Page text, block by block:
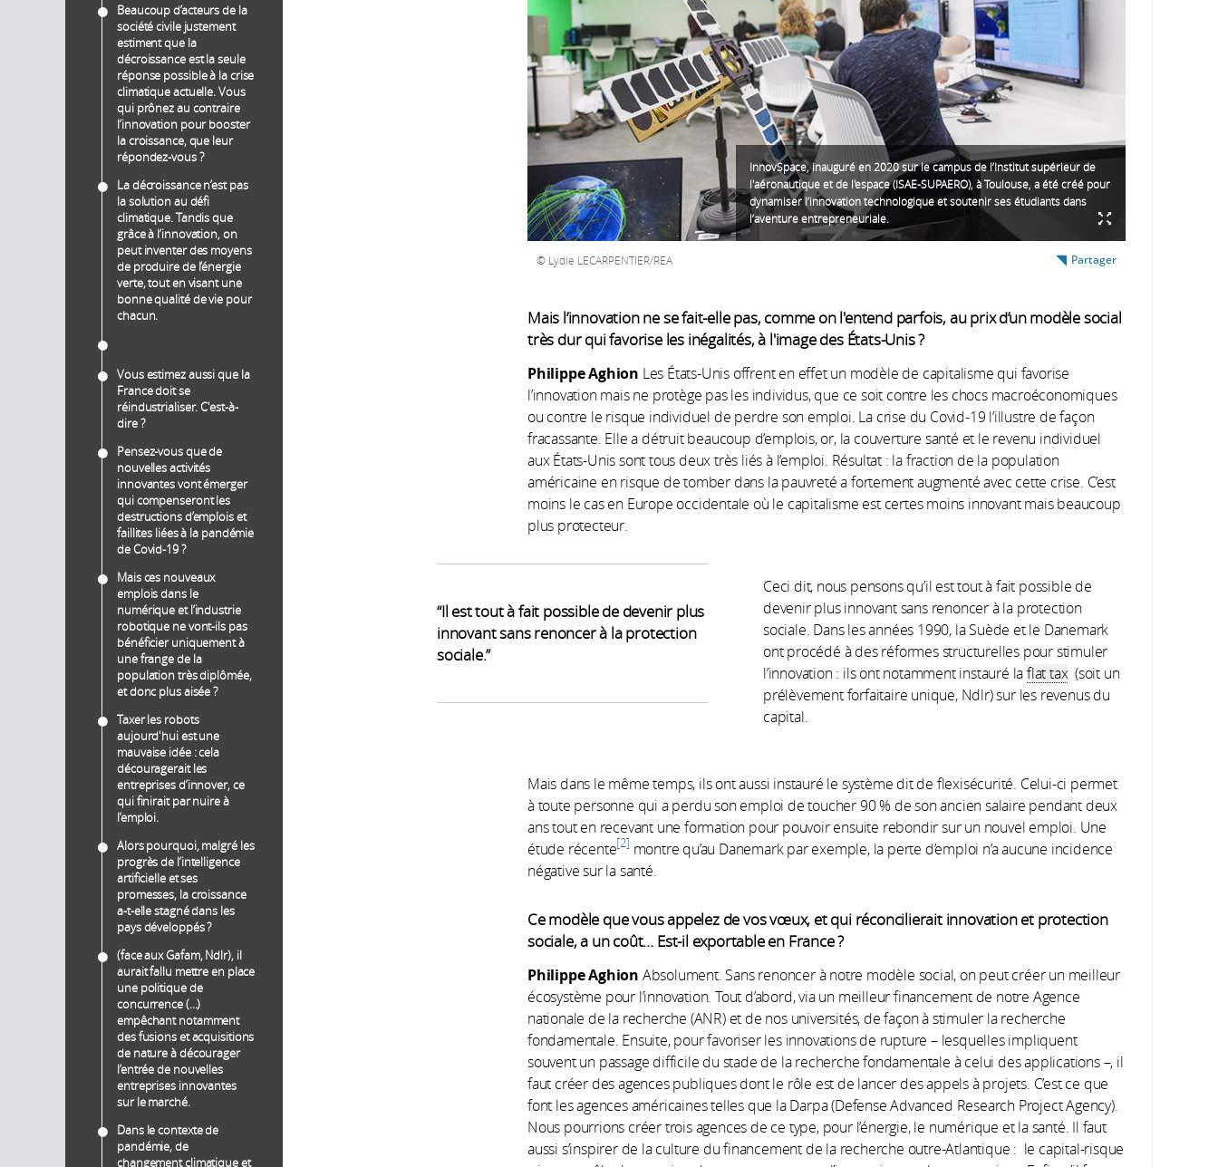
Beaucoup d’acteurs de la
société civile justement
estiment que la
décroissance est la seule
réponse possible à la crise
climatique actuelle. Vous
qui prônez au contraire
l’innovation pour booster
la croissance, que leur
répondez-vous ?
La décroissance n’est pas
la solution au défi
climatique. Tandis que
grâce à l’innovation, on
peut inventer des moyens
de produire de l’énergie
verte, tout en visant une
bonne qualité de vie pour
chacun.
Vous estimez aussi que la
France doit se
réindustrialiser. C'est-à-
dire ?
Pensez-vous que de
nouvelles activités
innovantes vont émerger
qui compenseront les
destructions d’emplois et
faillites liées à la pandémie
de Covid-19 ?
Mais ces nouveaux
emplois dans le
numérique et l’industrie
robotique ne vont-ils pas
bénéficier uniquement à
une frange de la
population très diplômée,
et donc plus aisée ?
Taxer les robots
aujourd'hui est une
mauvaise idée : cela
découragerait les
entreprises d’innover, ce
qui finirait par nuire à
l’emploi.
Alors pourquoi, malgré les
progrès de l’intelligence
artificielle et ses
promesses, la croissance
a-t-elle stagné dans les
pays développés ?
(face aux Gafam, Ndlr), il
aurait fallu mettre en place
une politique de
concurrence (...)
empêchant notamment
des fusions et acquisitions
de nature à décourager
l’entrée de nouvelles
entreprises innovantes
sur le marché.
Dans le contexte de
pandémie, de
changement climatique et
InnovSpace, inauguré en 2020 sur le campus de l’Institut supérieur de
l'aéronautique et de l'espace (ISAE-SUPAERO), à Toulouse, a été créé pour
dynamiser l’innovation technologique et soutenir ses étudiants dans
l’aventure entrepreneuriale.
Lydie LECARPENTIER/REA Partager
Mais l’innovation ne se fait-elle pas, comme on l'entend parfois, au prix d’un modèle social
très dur qui favorise les inégalités, à l'image des États-Unis ?
Philippe Aghion Les États-Unis offrent en effet un modèle de capitalisme qui favorise
l’innovation mais ne protège pas les individus, que ce soit contre les chocs macroéconomiques
ou contre le risque individuel de perdre son emploi. La crise du Covid-19 l’illustre de façon
fracassante. Elle a détruit beaucoup d’emplois, or, la couverture santé et le revenu individuel
aux États-Unis sont tous deux très liés à l’emploi. Résultat : la fraction de la population
américaine en risque de tomber dans la pauvreté a fortement augmenté avec cette crise. C’est
moins le cas en Europe occidentale où le capitalisme est certes moins innovant mais beaucoup
plus protecteur.
Il est tout à fait possible de devenir plus
innovant sans renoncer à la protection
sociale.
Ceci dit, nous pensons qu’il est tout à fait possible de
devenir plus innovant sans renoncer à la protection
sociale. Dans les années 1990, la Suède et le Danemark
ont procédé à des réformes structurelles pour stimuler
l’innovation : ils ont notamment instauré la flat tax (soit un
prélèvement forfaitaire unique, Ndlr) sur les revenus du
capital.
Mais dans le même temps, ils ont aussi instauré le système dit de flexisécurité. Celui-ci permet
à toute personne qui a perdu son emploi de toucher 90 % de son ancien salaire pendant deux
ans tout en recevant une formation pour pouvoir ensuite rebondir sur un nouvel emploi. Une
étude récente 2 montre qu’au Danemark par exemple, la perte d’emploi n’a aucune incidence
négative sur la santé.
Ce modèle que vous appelez de vos vœux, et qui réconcilierait innovation et protection
sociale, a un coût… Est-il exportable en France ?
Philippe Aghion Absolument. Sans renoncer à notre modèle social, on peut créer un meilleur
écosystème pour l’innovation. Tout d’abord, via un meilleur financement de notre Agence
nationale de la recherche (ANR) et de nos universités, de façon à stimuler la recherche
fondamentale. Ensuite, pour favoriser les innovations de rupture – lesquelles impliquent
souvent un passage difficile du stade de la recherche fondamentale à celui des applications –, il
faut créer des agences publiques dont le rôle est de lancer des appels à projets. C’est ce que
font les agences américaines telles que la Darpa (Defense Advanced Research Project Agency).
Nous pourrions créer trois agences de ce type, pour l’énergie, le numérique et la santé. Il faut
aussi s’inspirer de la culture du financement de la recherche outre-Atlantique : le capital-risque